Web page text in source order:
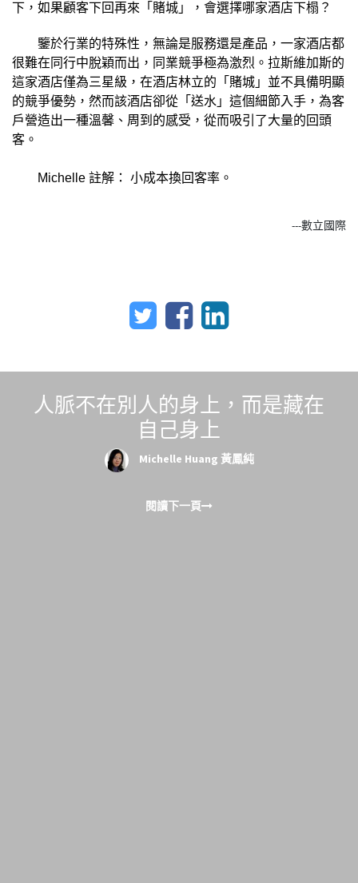
下，如果顧客下回再來「賭城」，會選擇哪家酒店下榻？
鑒於行業的特殊性，無論是服務還是產品，一家酒店都
很難在同行中脫穎而出，同業競爭極為激烈。 拉斯維加斯的
這家酒店僅為三星級，在酒店林立的「賭城」並不具備明顯
的競爭優勢，然而該酒店卻從「送水」這個細節入手，為客
戶營造出一種溫馨、周到的感受，從而吸引了大量的回頭
客。
Michelle 註解： 小成本換回客率。
---數立國際
人脈不在別人的身上，而是藏在
自己身上
Michelle Huang 黃鳳純
閱讀下一頁